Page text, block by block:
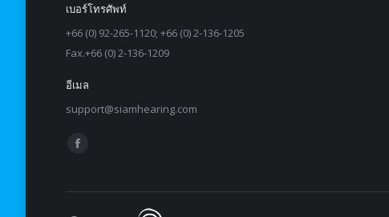
เบอร์โทรศัพท์
+66 (0) 92-265-1120; +66 (0) 2-136-1205
Fax.+66 (0) 2-136-1209
อีเมล
support@siamhearing.com
Find us on:
Facebook
opens